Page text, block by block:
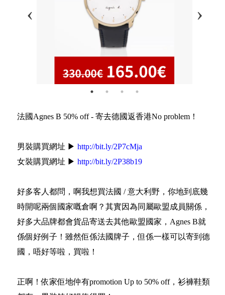
法國Agnes B 50% off - 寄去德國返香港No problem！
男裝購買網址 ▶ http://bit.ly/2P7cMja
女裝購買網址 ▶ http://bit.ly/2P38b19
好多客人都問，啊我想買法國 / 意大利野，你地到底幾
時開呢兩個國家嘅倉啊？其實因為同屬歐盟成員關係，
好多大品牌都會貨品寄送去其他歐盟國家，Agnes B就
係個好例子！雖然佢係法國牌子，但係一樣可以寄到德
國，唔好等啦，買啦！
正啊！依家佢地仲有promotion Up to 50% off，衫褲鞋類